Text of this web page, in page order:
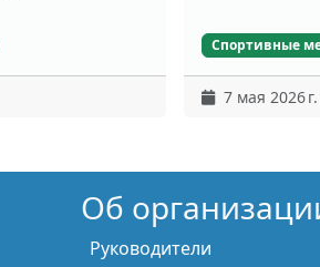
Спортивные
7 мая 2026 г.
Об
Руководители